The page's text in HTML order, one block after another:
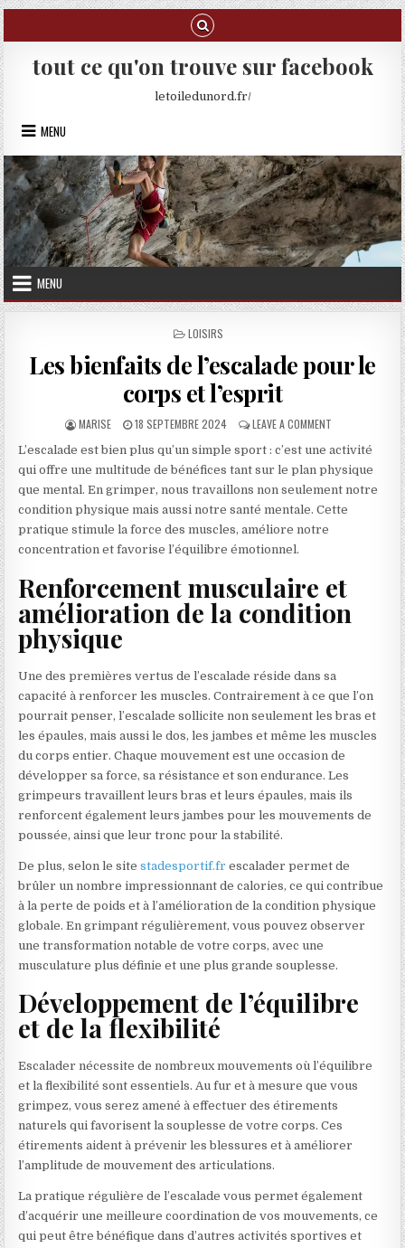
Skip to content
tout ce qu'on trouve sur facebook
letoiledunord.fr/
MENU
MENU
POSTED IN
LOISIRS
Les bienfaits de l’escalade pour le
corps et l’esprit
AUTHOR:
MARISE PUBLISHED DATE:
18 SEPTEMBRE 2024 LEAVE A COMMENTON LES
L’escalade est bien plus qu’un simple sport : c’est une activité
qui offre une multitude de bénéfices tant sur le plan physique
que mental. En grimper, nous travaillons non seulement notre
condition physique mais aussi notre santé mentale. Cette
pratique stimule la force des muscles, améliore notre
concentration et favorise l’équilibre émotionnel.
Renforcement musculaire et
amélioration de la condition
physique
Une des premières vertus de l’escalade réside dans sa
capacité à renforcer les muscles. Contrairement à ce que l’on
pourrait penser, l’escalade sollicite non seulement les bras et
les épaules, mais aussi le dos, les jambes et même les muscles
du corps entier. Chaque mouvement est une occasion de
développer sa force, sa résistance et son endurance. Les
grimpeurs travaillent leurs bras et leurs épaules, mais ils
renforcent également leurs jambes pour les mouvements de
poussée, ainsi que leur tronc pour la stabilité.
De plus, selon le sitestadesportif.fr escalader permet de
brûler un nombre impressionnant de calories, ce qui contribue
à la perte de poids et à l’amélioration de la condition physique
globale. En grimpant régulièrement, vous pouvez observer
une transformation notable de votre corps, avec une
musculature plus définie et une plus grande souplesse.
Développement de l’équilibre
et de la flexibilité
Escalader nécessite de nombreux mouvements où l’équilibre
et la flexibilité sont essentiels. Au fur et à mesure que vous
grimpez, vous serez amené à effectuer des étirements
naturels qui favorisent la souplesse de votre corps. Ces
étirements aident à prévenir les blessures et à améliorer
l’amplitude de mouvement des articulations.
La pratique régulière de l’escalade vous permet également
d’acquérir une meilleure coordination de vos mouvements, ce
qui peut être bénéfique dans d’autres activités sportives et